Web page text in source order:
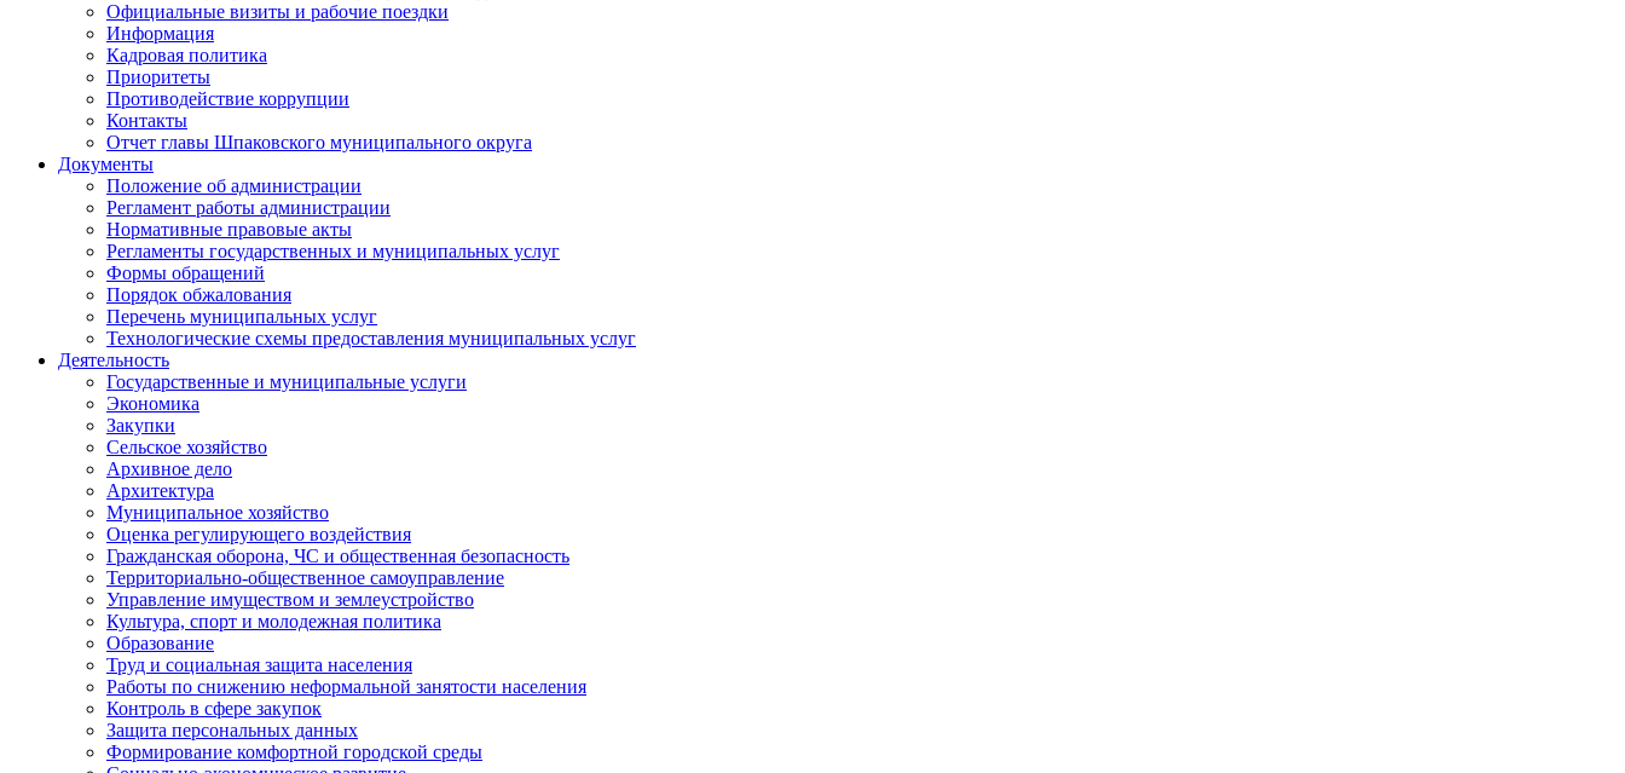
Официальные визиты и рабочие поездки
Информация
Кадровая политика
Приоритеты
Противодействие коррупции
Контакты
Отчет главы Шпаковского муниципального округа
Документы
Положение об администрации
Регламент работы администрации
Нормативные правовые акты
Регламенты государственных и муниципальных услуг
Формы обращений
Порядок обжалования
Перечень муниципальных услуг
Технологические схемы предоставления муниципальных услуг
Деятельность
Государственные и муниципальные услуги
Экономика
Закупки
Сельское хозяйство
Архивное дело
Архитектура
Муниципальное хозяйство
Оценка регулирующего воздействия
Гражданская оборона, ЧС и общественная безопасность
Территориально-общественное самоуправление
Управление имуществом и землеустройство
Культура, спорт и молодежная политика
Образование
Труд и социальная защита населения
Работы по снижению неформальной занятости населения
Контроль в сфере закупок
Защита персональных данных
Формирование комфортной городской среды